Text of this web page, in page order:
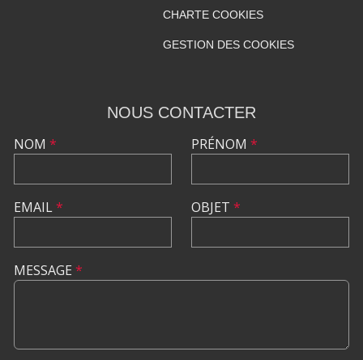
CHARTE COOKIES
GESTION DES COOKIES
NOUS CONTACTER
NOM *
EMAIL*
PRÉNOM *
OBJET *
MESSAGE *